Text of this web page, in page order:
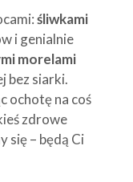
śliwkami
i genialnie
morelami
bez siarki.
ochotę na coś
zdrowe
się – będą Ci